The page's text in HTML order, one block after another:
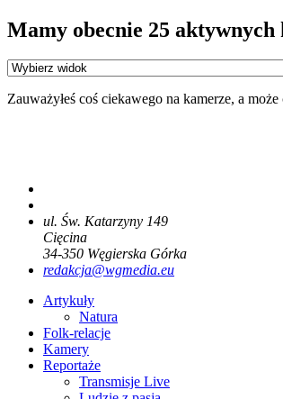
Mamy obecnie 25 aktywnych
Zauważyłeś coś ciekawego na kamerze, a
ul. Św. Katarzyny 149
Cięcina
34-350 Węgierska Górka
redakcja@wgmedia.eu
Artykuły
Natura
Folk-relacje
Kamery
Reportaże
Transmisje Live